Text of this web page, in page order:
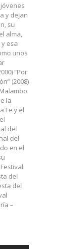
y dejan
su
alma,
esa
unos
“Por
(2008)
la
Fe y el
del
del
en el
del
del
–